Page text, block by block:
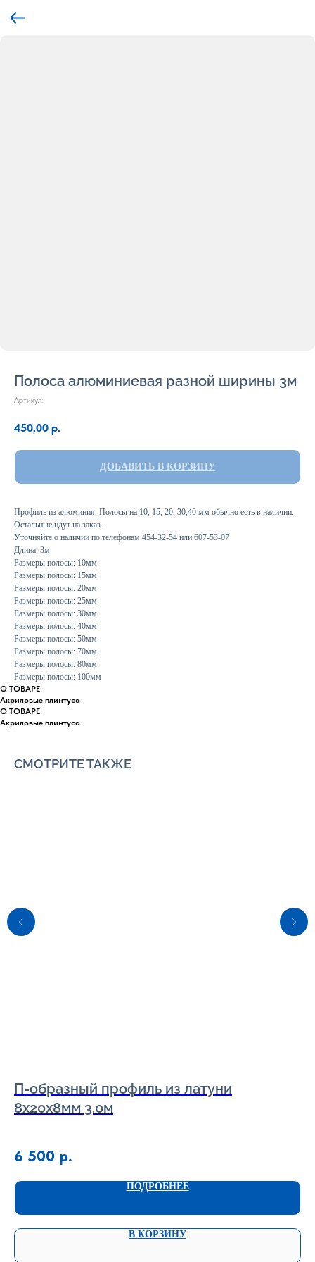
Полоса алюминиевая разной ширины 3м
Артикул:
450,00 р.
ДОБАВИТЬ В КОРЗИНУ
Профиль из алюминия. Полосы на 10, 15, 20, 30,40 мм обычно есть в наличии.
Остальные идут на заказ.
Уточняйте о наличии по телефонам 454-32-54 или 607-53-07
Длина: 3м
Размеры полосы: 10мм
Размеры полосы: 15мм
Размеры полосы: 20мм
Размеры полосы: 25мм
Размеры полосы: 30мм
Размеры полосы: 40мм
Размеры полосы: 50мм
Размеры полосы: 70мм
Размеры полосы: 80мм
Размеры полосы: 100мм
О ТОВАРЕ
Акриловые плинтуса
О ТОВАРЕ
Акриловые плинтуса
СМОТРИТЕ ТАКЖЕ
П-образный профиль из латуни
8х20х8мм 3.0м
6 500 р.
ПОДРОБНЕЕ
В КОРЗИНУ